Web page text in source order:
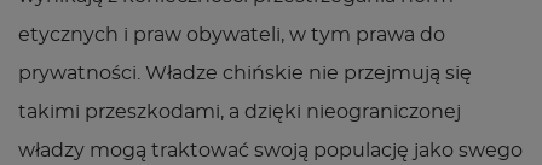
etycznych i praw obywateli, w tym prawa do
prywatności. Władze chińskie nie przejmują się
takimi przeszkodami, a dzięki nieograniczonej
władzy mogą traktować swoją populację jako swego